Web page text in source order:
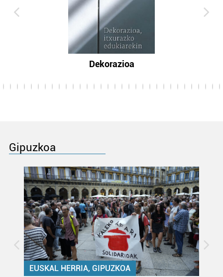
Dekorazioa
Gipuzkoa
EUSKAL HERRIA, GIPUZKOA